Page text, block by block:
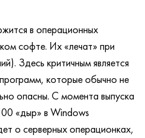
в операционных
софте. Их «лечат» при
Здесь критичным является
которые обычно не
опасны. С момента выпуска
«дыр» в Windows
о серверных операционках,